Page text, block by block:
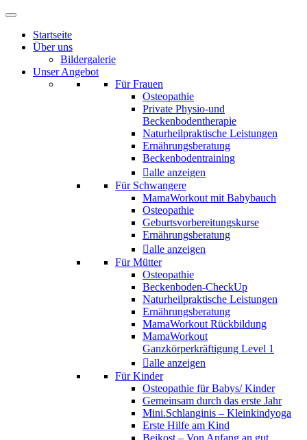
Startseite
Über uns
Bildergalerie
Unser Angebot
Für Frauen
Osteopathie
Private Physio-und
Beckenbodentherapie
Naturheilpraktische Leistungen
Ernährungsberatung
Beckenbodentraining
alle anzeigen
Für Schwangere
MamaWorkout mit Babybauch
Osteopathie
Geburtsvorbereitungskurse
Ernährungsberatung
alle anzeigen
Für Mütter
Osteopathie
Beckenboden-CheckUp
Naturheilpraktische Leistungen
Ernährungsberatung
MamaWorkout Rückbildung
MamaWorkout
Ganzkörperkräftigung Level 1
alle anzeigen
Für Kinder
Osteopathie für Babys/ Kinder
Gemeinsam durch das erste Jahr
Mini.Schlanginis – Kleinkindyoga
Erste Hilfe am Kind
Beikost – Von Anfang an gut